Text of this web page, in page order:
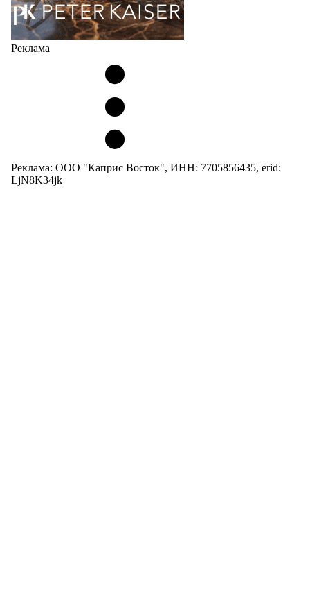
Реклама
Реклама: ООО "Каприс Восток", ИНН: 7705856435, erid:
LjN8K34jk